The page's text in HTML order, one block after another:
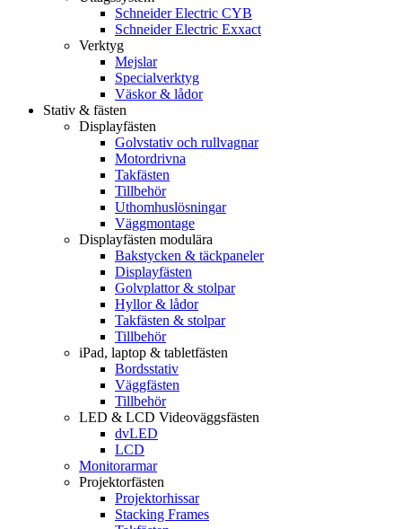
Schneider Electric CYB
Schneider Electric Exxact
Verktyg
Mejslar
Specialverktyg
Väskor & lådor
Stativ & fästen
Displayfästen
Golvstativ och rullvagnar
Motordrivna
Takfästen
Tillbehör
Uthomhuslösningar
Väggmontage
Displayfästen modulära
Bakstycken & täckpaneler
Displayfästen
Golvplattor & stolpar
Hyllor & lådor
Takfästen & stolpar
Tillbehör
iPad, laptop & tabletfästen
Bordsstativ
Väggfästen
Tillbehör
LED & LCD Videoväggsfästen
dvLED
LCD
Monitorarmar
Projektorfästen
Projektorhissar
Stacking Frames